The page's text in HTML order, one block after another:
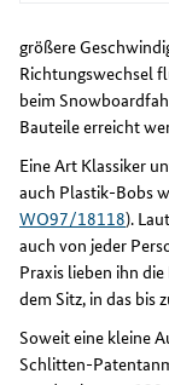
größere
Richtungswechsel
beim
Bauteile erreicht
Eine Art Klassiker
auch Plastik-Bobs
WO97/18118).
auch von jeder
Praxis lieben ihn
dem Sitz, in das bis
Soweit eine kleine
Schlitten-